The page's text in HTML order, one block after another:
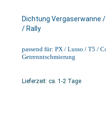
Dichtung Vergaserwanne
/ Rally
passend für: PX / Lusso / T5 /
Getrenntschmierung
Lieferzeit: ca. 1-2 Tage